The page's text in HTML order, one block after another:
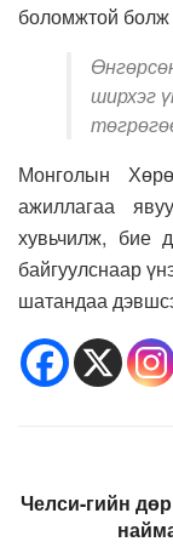
боломжтой болж
ширхэг
Монголын
ажиллагаа
хувьчилж, бие
байгуулснаар
шатандаа
Челси-гийн